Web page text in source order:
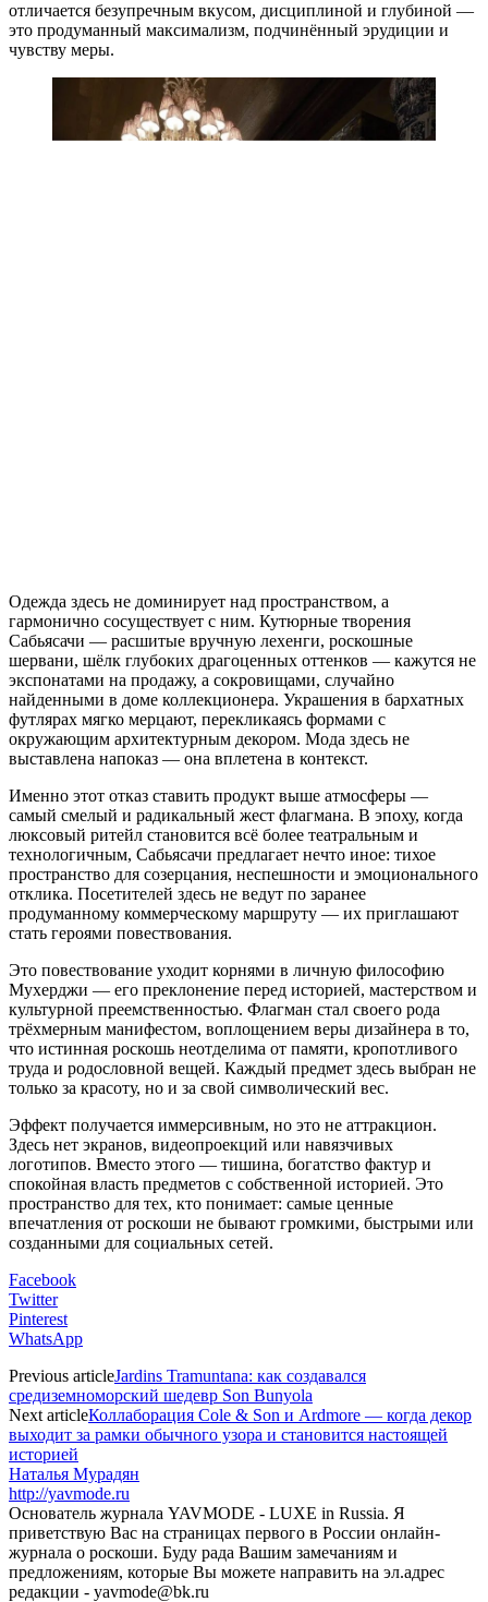
отличается безупречным вкусом, дисциплиной и глубиной —
это продуманный максимализм, подчинённый эрудиции и
чувству меры.
Одежда здесь не доминирует над пространством, а
гармонично сосуществует с ним. Кутюрные творения
Сабьясачи — расшитые вручную лехенги, роскошные
шервани, шёлк глубоких драгоценных оттенков — кажутся не
экспонатами на продажу, а сокровищами, случайно
найденными в доме коллекционера. Украшения в бархатных
футлярах мягко мерцают, перекликаясь формами с
окружающим архитектурным декором. Мода здесь не
выставлена напоказ — она вплетена в контекст.
Именно этот отказ ставить продукт выше атмосферы —
самый смелый и радикальный жест флагмана. В эпоху, когда
люксовый ритейл становится всё более театральным и
технологичным, Сабьясачи предлагает нечто иное: тихое
пространство для созерцания, неспешности и эмоционального
отклика. Посетителей здесь не ведут по заранее
продуманному коммерческому маршруту — их приглашают
стать героями повествования.
Это повествование уходит корнями в личную философию
Мухерджи — его преклонение перед историей, мастерством и
культурной преемственностью. Флагман стал своего рода
трёхмерным манифестом, воплощением веры дизайнера в то,
что истинная роскошь неотделима от памяти, кропотливого
труда и родословной вещей. Каждый предмет здесь выбран не
только за красоту, но и за свой символический вес.
Эффект получается иммерсивным, но это не аттракцион.
Здесь нет экранов, видеопроекций или навязчивых
логотипов. Вместо этого — тишина, богатство фактур и
спокойная власть предметов с собственной историей. Это
пространство для тех, кто понимает: самые ценные
впечатления от роскоши не бывают громкими, быстрыми или
созданными для социальных сетей.
Facebook
Twitter
Pinterest
WhatsApp
Previous articleJardins Tramuntana: как создавался
средиземноморский шедевр Son Bunyola
Next articleКоллаборация Cole & Son и Ardmore — когда декор
выходит за рамки обычного узора и становится настоящей
историей
Наталья Мурадян
http://yavmode.ru
Основатель журнала YAVMODE - LUXE in Russia. Я
приветствую Вас на страницах первого в России онлайн-
журнала о роскоши. Буду рада Вашим замечаниям и
предложениям, которые Вы можете направить на эл.адрес
редакции - yavmode@bk.ru